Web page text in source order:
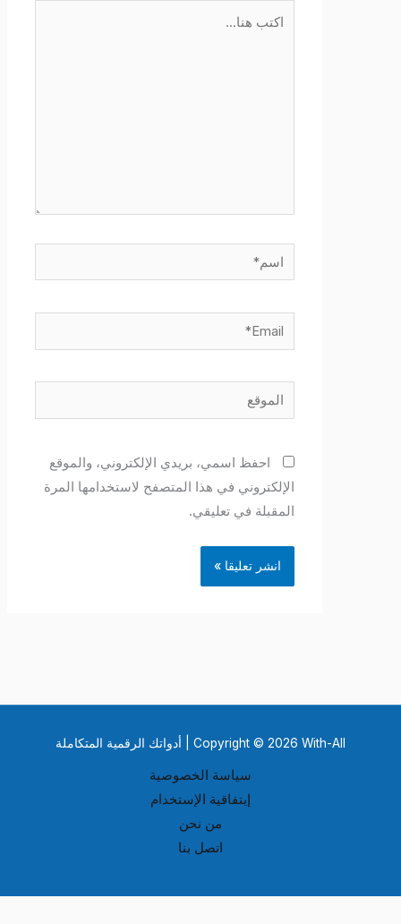
احفظ اسمي، بريدي الإلكتروني، والموقع
الإلكتروني في هذا المتصفح لاستخدامها المرة
المقبلة في تعليقي.
Copyright © 2026 With-All | أدواتك الرقمية المتكاملة
سياسة الخصوصية
إيتفاقية الإستخدام
من نحن
اتصل بنا